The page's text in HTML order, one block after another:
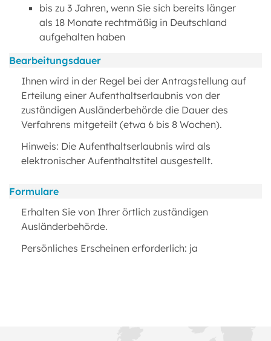
bis zu 3 Jahren, wenn Sie sich bereits länger
als 18 Monate rechtmäßig in Deutschland
aufgehalten haben
Bearbeitungsdauer
Ihnen wird in der Regel bei der Antragstellung auf
Erteilung einer Aufenthaltserlaubnis von der
zuständigen Ausländerbehörde die Dauer des
Verfahrens mitgeteilt (etwa 6 bis 8 Wochen).
Hinweis: Die Aufenthaltserlaubnis wird als
elektronischer Aufenthaltstitel ausgestellt.
Formulare
Erhalten Sie von Ihrer örtlich zuständigen
Ausländerbehörde.
Persönliches Erscheinen erforderlich: ja